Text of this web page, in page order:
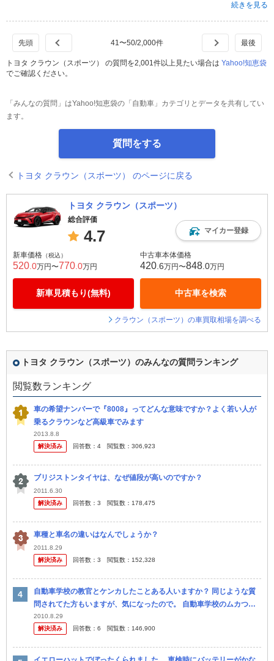
続きを見る
41 〜50/2,000件
トヨタ クラウン（スポーツ） の質問を2,001件以上見たい場合は Yahoo!知恵袋
でご確認ください。
「みんなの質問」はYahoo!知恵袋の「自動車」カテゴリとデータを共有してい
ます。
質問をする
トヨタ クラウン（スポーツ） のページに戻る
トヨタ クラウン（スポーツ）
総合評価
4.7 マイカー登録
新車価格 （税込）
520 .0万円〜770 .0万円
新車見積もり(無料)
中古車本体価格
420 .6万円〜848 .0万円
中古車を検索
クラウン（スポーツ）の車買取相場を調べる
トヨタ クラウン（スポーツ）のみんなの質問ランキング
閲覧数ランキング
車の希望ナンバーで『8008』ってどんな意味ですか？よく若い人が
乗るクラウンなど高級車でみます
2013.8.8
解決済み
回答数： 4 閲覧数： 306,923
ブリジストンタイヤは、なぜ値段が高いのですか？
2011.6.30
解決済み
回答数： 3 閲覧数： 178,475
車種と車名の違いはなんでしょうか？
2011.8.29
解決済み
回答数： 3 閲覧数： 152,328
自動車学校の教官とケンカしたことある人いますか？ 同じような質
問されてた方もいますが、気になったので。 自動車学校のムカつく
教官とケンカした奴いますか？ やる気がない教官、なおしてやろう
とす...
2010.8.29
解決済み
回答数： 6 閲覧数： 146,900